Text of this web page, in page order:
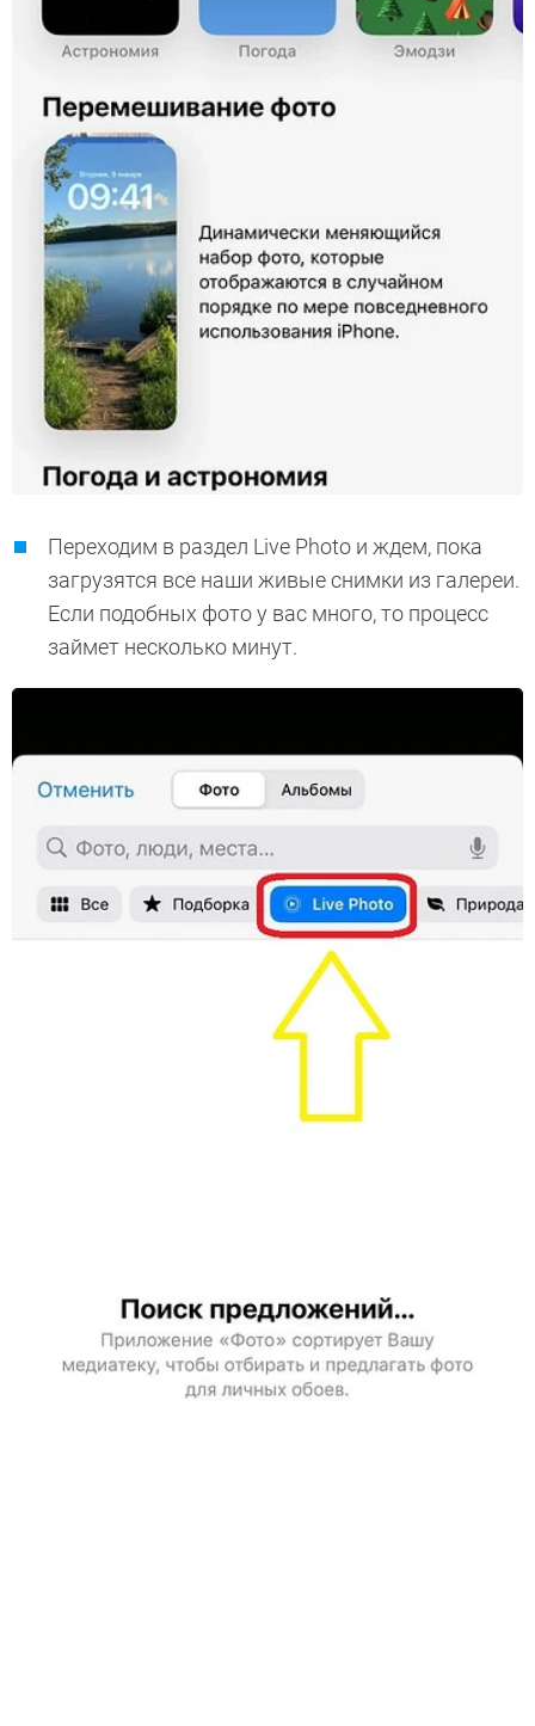
Переходим в раздел Live Photo и ждем, пока
загрузятся все наши живые снимки из галереи.
Если подобных фото у вас много, то процесс
займет несколько минут.